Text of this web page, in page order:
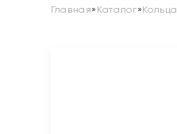
Главная» Каталог»Кольца